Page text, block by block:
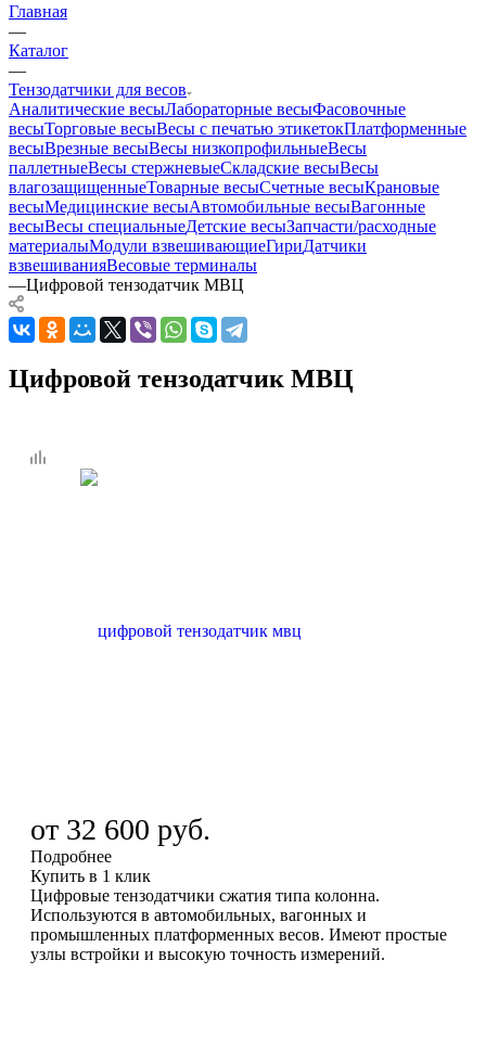
Главная
—
Каталог
—
Тензодатчики для весов
Аналитические весыЛабораторные весыФасовочные
весыТорговые весыВесы с печатью этикетокПлатформенные
весыВрезные весыВесы низкопрофильныеВесы
паллетныеВесы стержневыеСкладские весыВесы
влагозащищенныеТоварные весыСчетные весыКрановые
весыМедицинские весыАвтомобильные весыВагонные
весыВесы специальныеДетские весыЗапчасти/расходные
материалыМодули взвешивающиеГириДатчики
взвешиванияВесовые терминалы
—Цифровой тензодатчик МВЦ
Цифровой тензодатчик МВЦ
от 32 600 руб.
Подробнее
Купить в 1 клик
Цифровые тензодатчики сжатия типа колонна.
Используются в автомобильных, вагонных и
промышленных платформенных весов. Имеют простые
узлы встройки и высокую точность измерений.